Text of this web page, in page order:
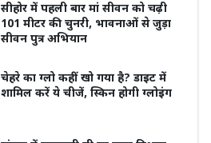
सीहोर में पहली बार मां सीवन को चढ़ी
101 मीटर की चुनरी, भावनाओं से जुड़ा
सीवन पुत्र अभियान
चेहरे का ग्लो कहीं खो गया है? डाइट में
शामिल करें ये चीजें, स्किन होगी ग्लोइंग